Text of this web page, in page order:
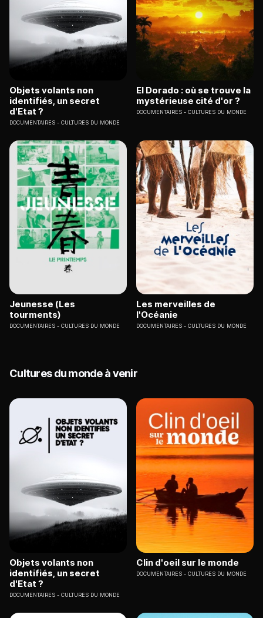
Objets volants non
identifiés, un secret
d'Etat ?
DOCUMENTAIRES CULTURES DU MONDE
El Dorado : où se trouve la
mystérieuse cité d'or ?
DOCUMENTAIRES CULTURES DU MONDE
Jeunesse (Les
tourments)
DOCUMENTAIRES CULTURES DU MONDE
Les merveilles de
l'Océanie
DOCUMENTAIRES CULTURES DU MONDE
Cultures du monde à venir
Objets volants non
identifiés, un secret
d'Etat ?
DOCUMENTAIRES CULTURES DU MONDE
Clin d'oeil sur le monde
DOCUMENTAIRES CULTURES DU MONDE